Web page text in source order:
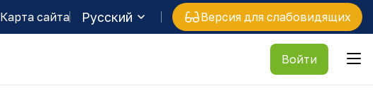
Карта сайта Русский Версия для слабовидящих
Войти